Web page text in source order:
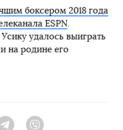
боксером 2018 года
ESPN.
удалось выиграть
на родине его